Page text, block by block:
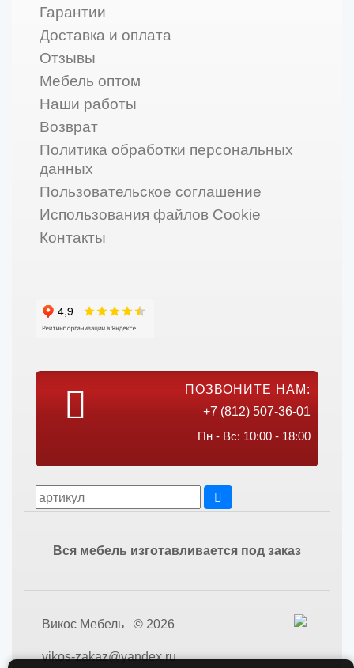
Гарантии
Доставка и оплата
Отзывы
Мебель оптом
Наши работы
Возврат
Политика обработки персональных
данных
Пользовательское соглашение
Использования файлов Cookie
Контакты
ПОЗВОНИТЕ НАМ:
+7 (812) 507-36-01
Пн - Вс: 10:00 - 18:00
Вся мебель изготавливается под заказ
Викос Мебель © 2026
vikos-zakaz@yandex.ru